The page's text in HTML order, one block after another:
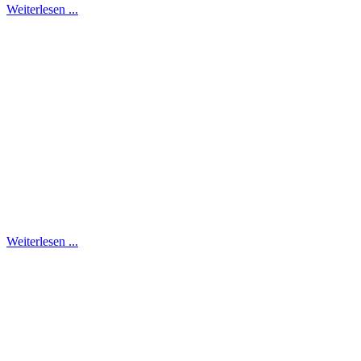
Weiterlesen ...
Weiterlesen ...